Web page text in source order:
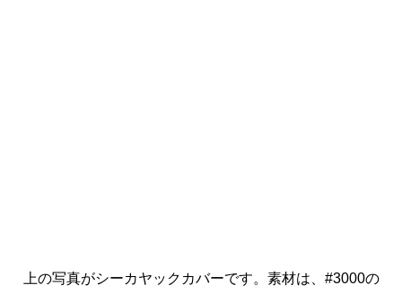
上の写真がシーカヤックカバーです。素材は、#3000の